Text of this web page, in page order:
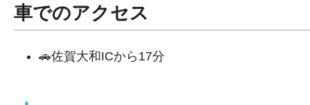
車でのアクセス
🚗佐賀大和ICから17分